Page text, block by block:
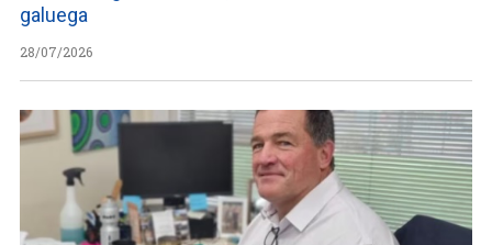
galuega
28/07/2026